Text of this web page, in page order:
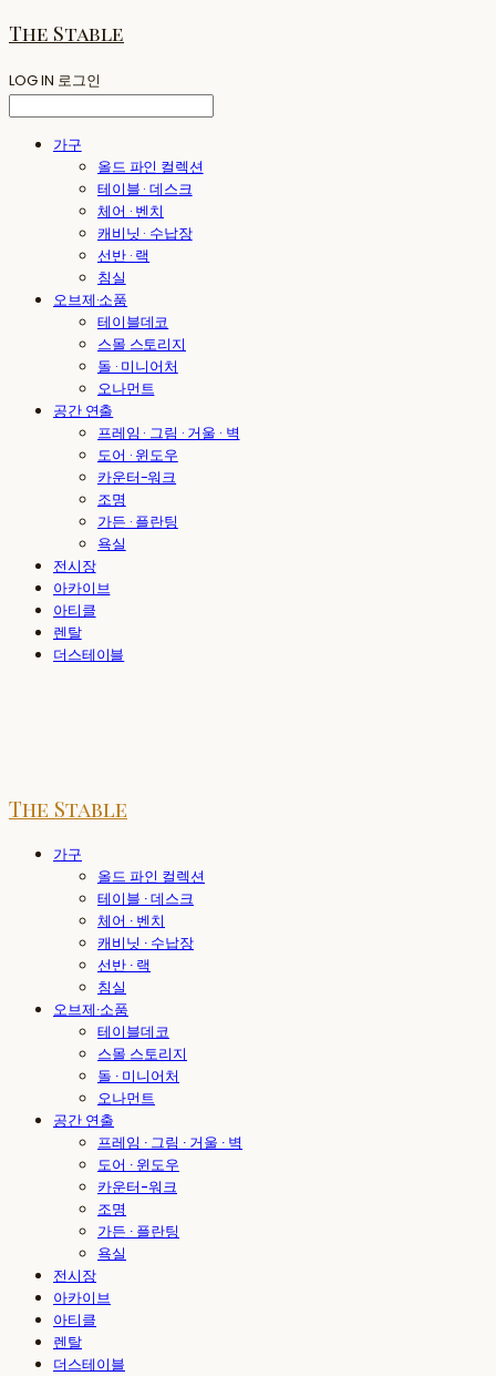
The Stable
LOG IN 로그인
가구
올드 파인 컬렉션
테이블 · 데스크
체어 · 벤치
캐비닛 · 수납장
선반 · 랙
침실
오브제·소품
테이블데코
스몰 스토리지
돌 · 미니어처
오나먼트
공간 연출
프레임 · 그림 · 거울 · 벽
도어 · 윈도우
카운터-워크
조명
가든 · 플란팅
욕실
전시장
아카이브
아티클
렌탈
더스테이블
The Stable
가구
올드 파인 컬렉션
테이블 · 데스크
체어 · 벤치
캐비닛 · 수납장
선반 · 랙
침실
오브제·소품
테이블데코
스몰 스토리지
돌 · 미니어처
오나먼트
공간 연출
프레임 · 그림 · 거울 · 벽
도어 · 윈도우
카운터-워크
조명
가든 · 플란팅
욕실
전시장
아카이브
아티클
렌탈
더스테이블